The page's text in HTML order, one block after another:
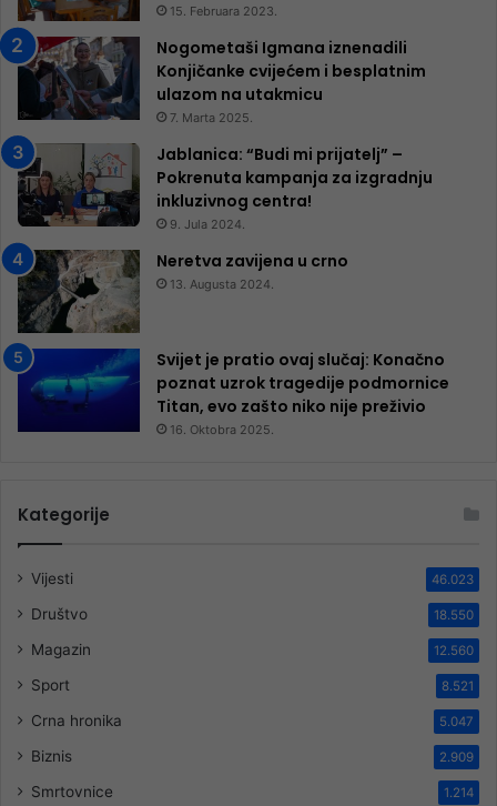
15. Februara 2023.
Nogometaši Igmana iznenadili
Konjičanke cvijećem i besplatnim
ulazom na utakmicu
7. Marta 2025.
Jablanica: “Budi mi prijatelj” –
Pokrenuta kampanja za izgradnju
inkluzivnog centra!
9. Jula 2024.
Neretva zavijena u crno
13. Augusta 2024.
Svijet je pratio ovaj slučaj: Konačno
poznat uzrok tragedije podmornice
Titan, evo zašto niko nije preživio
16. Oktobra 2025.
Kategorije
Vijesti 46.023
Društvo 18.550
Magazin 12.560
Sport 8.521
Crna hronika 5.047
Biznis 2.909
Smrtovnice 1.214